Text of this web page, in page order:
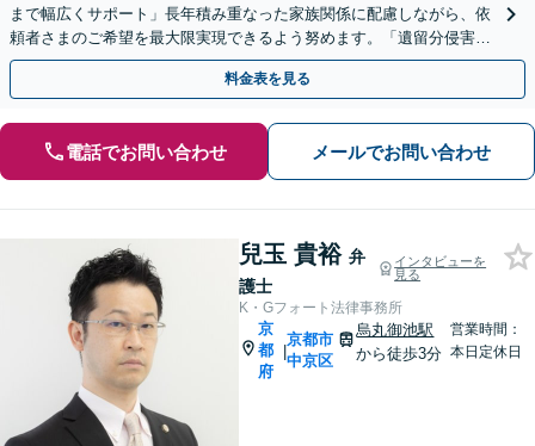
まで幅広くサポート」長年積み重なった家族関係に配慮しながら、依
頼者さまのご希望を最大限実現できるよう努めます。「遺留分侵害額
請求／相続放棄／不動産・株式の相続／年金分割ほか」
料金表を見る
電話でお問い合わせ メールでお問い合わせ
兒玉 貴裕 弁
護士
インタビューを
見る
K・Gフォート法律事務所
京
都
府
|
京都市
中京区
烏丸御池駅
から徒歩3分
営業時間：
本日定休日